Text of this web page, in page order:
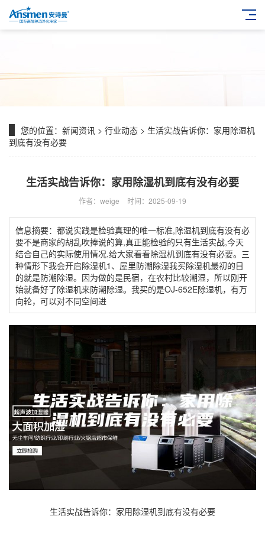
您的位置： 新闻资讯 > 行业动态 > 生活实战告诉你：家用除湿机
到底有没有必要
生活实战告诉你：家用除湿机到底有没有必要
作者：weige 时间：2025-09-19
信息摘要：都说实践是检验真理的唯一标准,除湿机到底有没有必
要不是商家的胡乱吹捧说的算,真正能检验的只有生活实战,今天
结合自己的实际使用情况,给大家看看除湿机到底有没有必要。三
种情形下我会开启除湿机1、屋里防潮除湿我买除湿机最初的目
的就是防潮除湿。因为做的是民宿，在农村比较潮湿，所以刚开
始就备好了除湿机来防潮除湿。我买的是OJ-652E除湿机，有万
向轮，可以对不同空间进
生活实战告诉你：家用除湿机到底有没有必要